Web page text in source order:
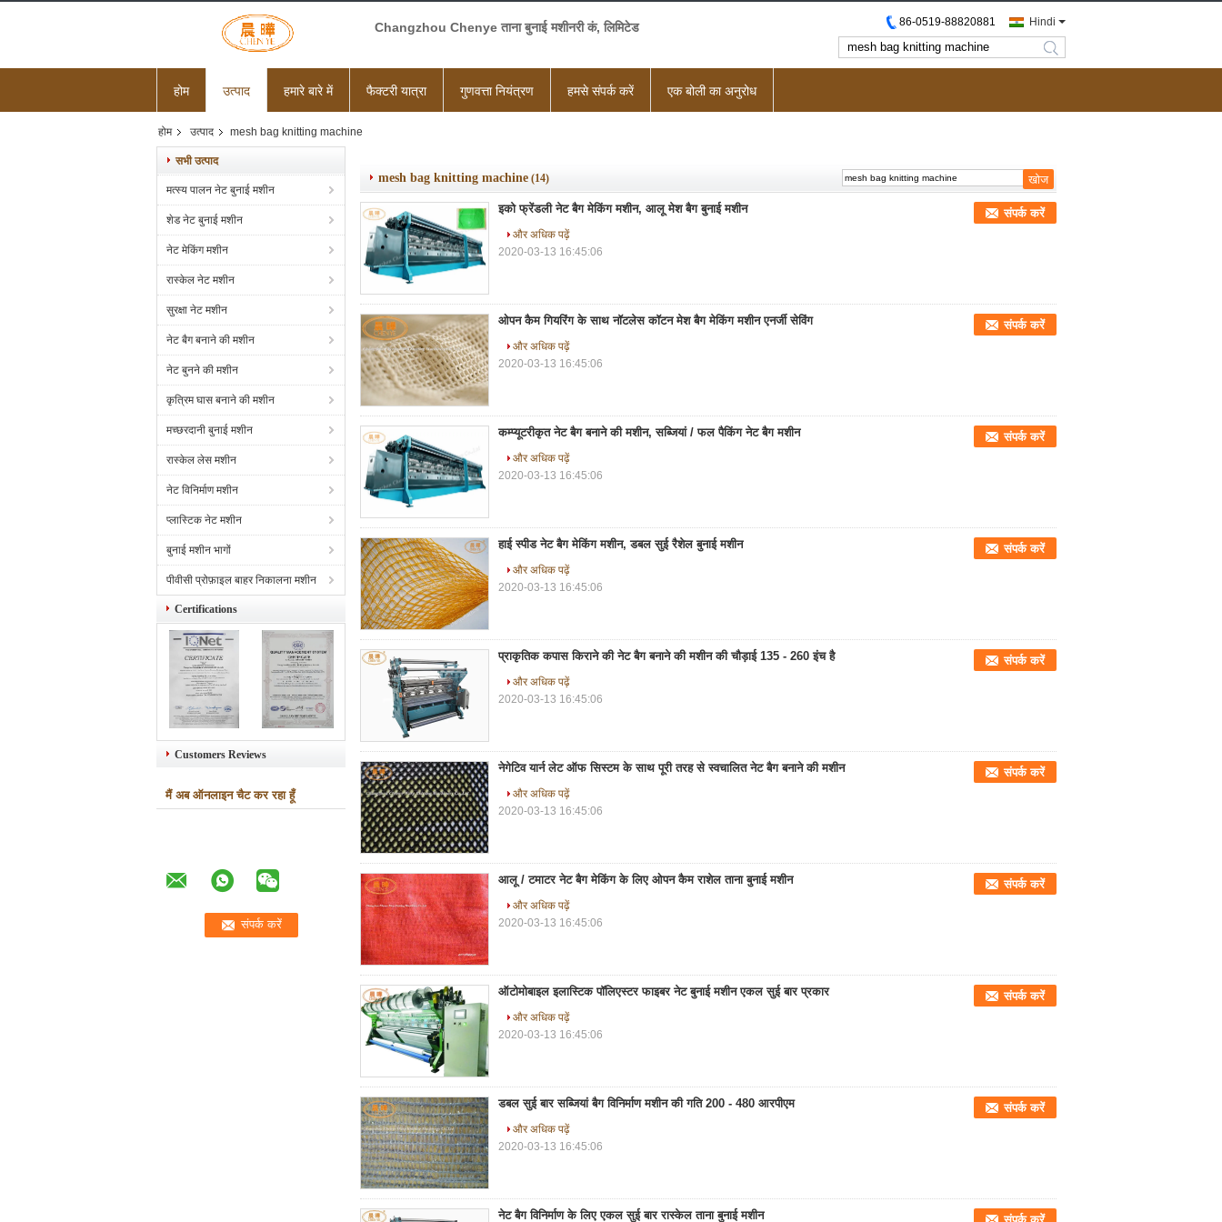
Changzhou Chenye ताना बुनाई मशीनरी कं, लिमिटेड Hindi
86-0519-88820881
search
होम उत्पाद हमारे बारे में फैक्टरी यात्रा गुणवत्ता नियंत्रण हमसे संपर्क करें एक बोली का अनुरोध
होम उत्पाद mesh bag knitting machine
सभी उत्पाद
मत्स्य पालन नेट बुनाई मशीन
शेड नेट बुनाई मशीन
नेट मेकिंग मशीन
रास्केल नेट मशीन
सुरक्षा नेट मशीन
नेट बैग बनाने की मशीन
नेट बुनने की मशीन
कृत्रिम घास बनाने की मशीन
मच्छरदानी बुनाई मशीन
रास्केल लेस मशीन
नेट विनिर्माण मशीन
प्लास्टिक नेट मशीन
बुनाई मशीन भागों
पीवीसी प्रोफ़ाइल बाहर निकालना मशीन
Certifications
Customers Reviews
मैं अब ऑनलाइन चैट कर रहा हूँ
mesh bag knitting machine (14)
इको फ्रेंडली नेट बैग मेकिंग मशीन, आलू मेश बैग बुनाई मशीन संपर्क करें
और अधिक पढ़ें
2020-03-13 16:45:06
ओपन कैम गियरिंग के साथ नॉटलेस कॉटन मेश बैग मेकिंग मशीन एनर्जी सेविंग संपर्क करें
और अधिक पढ़ें
2020-03-13 16:45:06
कम्प्यूटरीकृत नेट बैग बनाने की मशीन, सब्जियां / फल पैकिंग नेट बैग मशीन संपर्क करें
और अधिक पढ़ें
2020-03-13 16:45:06
हाई स्पीड नेट बैग मेकिंग मशीन, डबल सुई रैशेल बुनाई मशीन संपर्क करें
और अधिक पढ़ें
2020-03-13 16:45:06
प्राकृतिक कपास किराने की नेट बैग बनाने की मशीन की चौड़ाई 135 - 260 इंच है संपर्क करें
और अधिक पढ़ें
2020-03-13 16:45:06
नेगेटिव यार्न लेट ऑफ सिस्टम के साथ पूरी तरह से स्वचालित नेट बैग बनाने की मशीन संपर्क करें
और अधिक पढ़ें
2020-03-13 16:45:06
आलू / टमाटर नेट बैग मेकिंग के लिए ओपन कैम राशेल ताना बुनाई मशीन संपर्क करें
और अधिक पढ़ें
2020-03-13 16:45:06
ऑटोमोबाइल इलास्टिक पॉलिएस्टर फाइबर नेट बुनाई मशीन एकल सुई बार प्रकार संपर्क करें
और अधिक पढ़ें
2020-03-13 16:45:06
डबल सुई बार सब्जियां बैग विनिर्माण मशीन की गति 200 - 480 आरपीएम संपर्क करें
और अधिक पढ़ें
2020-03-13 16:45:06
नेट बैग विनिर्माण के लिए एकल सुई बार रास्केल ताना बुनाई मशीन